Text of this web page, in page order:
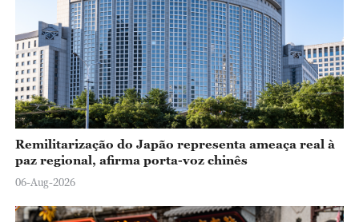
Remilitarização do Japão representa ameaça real à
paz regional, afirma porta-voz chinês
06-Aug-2026